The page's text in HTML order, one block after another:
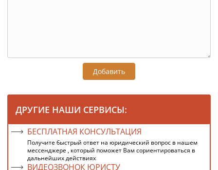
Добавить
ДРУГИЕ НАШИ СЕРВИСЫ:
БЕСПЛАТНАЯ КОНСУЛЬТАЦИЯ
Получите быстрый ответ на юридический вопрос в нашем
мессенджере , который поможет Вам сориентироваться в
дальнейших действиях
ВИДЕОЗВОНОК ЮРИСТУ